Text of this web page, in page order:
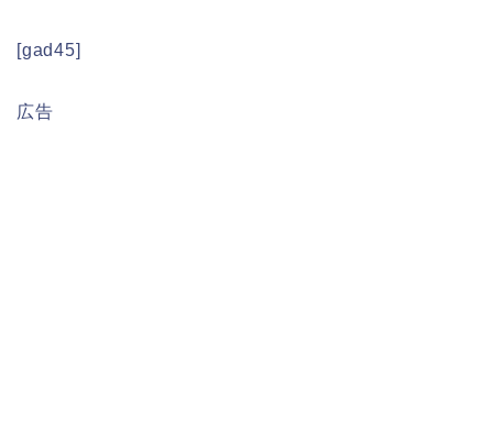
[gad45]
広告